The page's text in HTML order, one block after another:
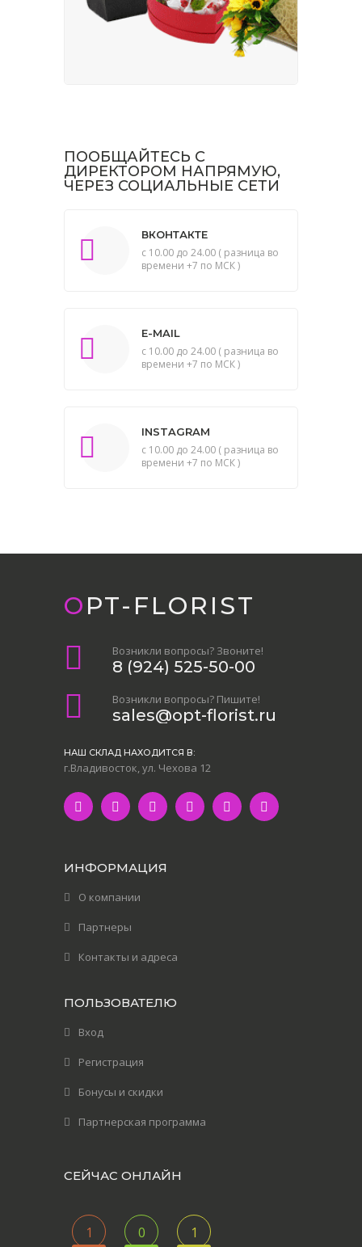
ПООБЩАЙТЕСЬ С
ДИРЕКТОРОМ НАПРЯМУЮ,
ЧЕРЕЗ СОЦИАЛЬНЫЕ СЕТИ
ВКОНТАКТЕ
с 10.00 до 24.00 ( разница во
времени +7 по МСК )
E-MAIL
с 10.00 до 24.00 ( разница во
времени +7 по МСК )
INSTAGRAM
с 10.00 до 24.00 ( разница во
времени +7 по МСК )
OPT-FLORIST
Возникли вопросы? Звоните!
8 (924) 525-50-00
Возникли вопросы? Пишите!
sales@opt-florist.ru
НАШ СКЛАД НАХОДИТСЯ В:
г.Владивосток, ул. Чехова 12
ИНФОРМАЦИЯ
О компании
Партнеры
Контакты и адреса
ПОЛЬЗОВАТЕЛЮ
Вход
Регистрация
Бонусы и скидки
Партнерская программа
СЕЙЧАС ОНЛАЙН
1 0 1